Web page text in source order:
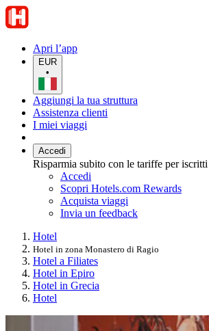
Apri l’app
EUR
•
Aggiungi la tua struttura
Assistenza clienti
I miei viaggi
Accedi
Risparmia subito con le tariffe per iscritti
Accedi
Scopri Hotels.com Rewards
Acquista viaggi
Invia un feedback
Hotel
Hotel in zona Monastero di Ragio
Hotel a Filiates
Hotel in Epiro
Hotel in Grecia
Hotel